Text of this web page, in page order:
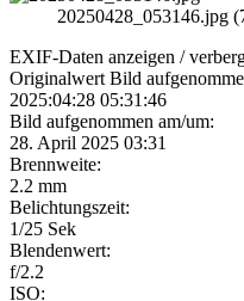
20250428_053146.jpg
EXIF-Daten anzeigen /
Originalwert Bild
2025:04:28 05:31:46
Bild aufgenommen am/um:
28. April 2025 03:31
Brennweite:
2.2 mm
Belichtungszeit:
1/25 Sek
Blendenwert:
f/2.2
ISO: